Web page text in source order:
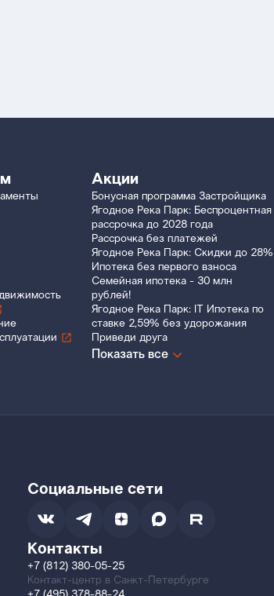
Акции
Бонусная программа Застройщика
Ягодное Река Парк: Беспроцентная
рассрочка до 2028 года
Рассрочка без платежей
Ягодное Река Парк: Скидки до 28%
Ипотека без первого взноса
Семейная ипотека - 30 млн
рублей!
Ягодное Река Парк: IT Ипотека по
ставке 2,59% без удорожания
Приведи друга
Показать все
Социальные сети
Контакты
+7 (812) 380-05-25
Контакт-центр в Санкт-Петербурге